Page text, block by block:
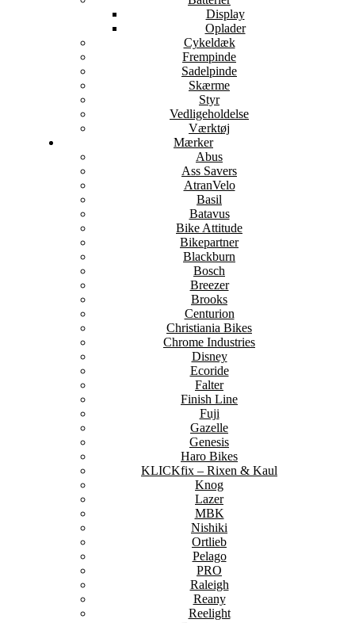
Display
Oplader
Cykeldæk
Frempinde
Sadelpinde
Skærme
Styr
Vedligeholdelse
Værktøj
Mærker
Abus
Ass Savers
AtranVelo
Basil
Batavus
Bike Attitude
Bikepartner
Blackburn
Bosch
Breezer
Brooks
Centurion
Christiania Bikes
Chrome Industries
Disney
Ecoride
Falter
Finish Line
Fuji
Gazelle
Genesis
Haro Bikes
KLICKfix – Rixen & Kaul
Knog
Lazer
MBK
Nishiki
Ortlieb
Pelago
PRO
Raleigh
Reany
Reelight